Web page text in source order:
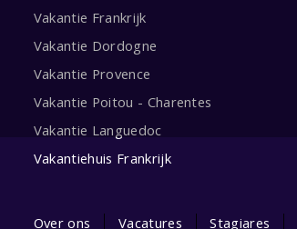
Vakantie Frankrijk
Vakantie Dordogne
Vakantie Provence
Vakantie Poitou - Charentes
Vakantie Languedoc
Vakantiehuis Frankrijk
Over ons Vacatures Stagiares